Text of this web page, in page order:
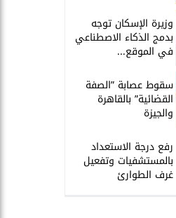
​وزيرة الإسكان توجه
بدمج الذكاء الاصطناعي
في الموقع...
سقوط عصابة ”الصفة
القضائية” بالقاهرة
والجيزة
​رفع درجة الاستعداد
بالمستشفيات وتفعيل
غرف الطوارئ